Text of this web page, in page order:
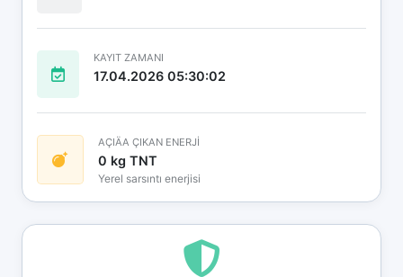
KAYIT ZAMANI
17.04.2026 05:30:02
AÇIÄA ÇIKAN ENERJİ
0 kg TNT
Yerel sarsıntı enerjisi